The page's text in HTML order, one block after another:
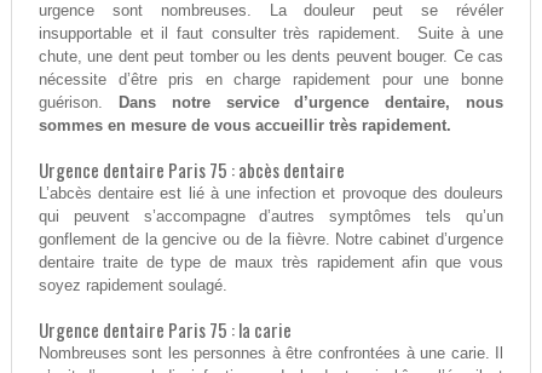
urgence sont nombreuses. La douleur peut se révéler
insupportable et il faut consulter très rapidement. Suite à une
chute, une dent peut tomber ou les dents peuvent bouger. Ce cas
nécessite d’être pris en charge rapidement pour une bonne
guérison.
Dans notre service d’urgence dentaire, nous
sommes en mesure de vous accueillir très rapidement.
Urgence dentaire Paris 75 : abcès dentaire
L’abcès dentaire est lié à une infection et provoque des douleurs
qui peuvent s’accompagne d’autres symptômes tels qu’un
gonflement de la gencive ou de la fièvre. Notre cabinet d’urgence
dentaire traite de type de maux très rapidement afin que vous
soyez rapidement soulagé.
Urgence dentaire Paris 75 : la carie
Nombreuses sont les personnes à être confrontées à une carie. Il